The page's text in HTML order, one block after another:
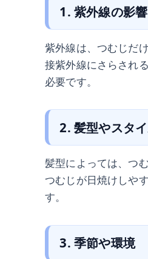
1. 紫外線の影響
紫外線は、つむじだ
接紫外線にさらされ
必要です。
2. 髪型やスタ
髪型によっては、つ
つむじが日焼けしや
す。
3. 季節や環境